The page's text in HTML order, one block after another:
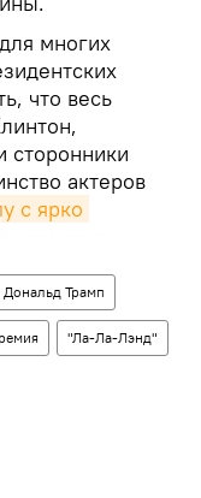
многих
что весь
сторонники
актеров
с ярко
Дональд Трамп
"Ла-Ла-Лэнд"